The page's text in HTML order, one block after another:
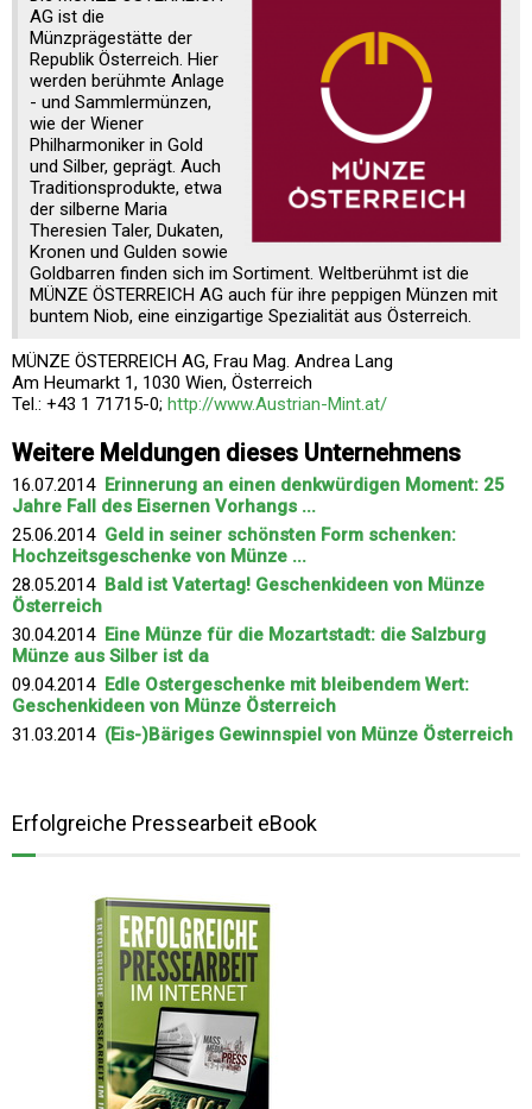
AG ist die
Münzprägestätte der
Republik Österreich. Hier
werden berühmte Anlage
- und Sammlermünzen,
wie der Wiener
Philharmoniker in Gold
und Silber, geprägt. Auch
Traditionsprodukte, etwa
der silberne Maria
Theresien Taler, Dukaten,
Kronen und Gulden sowie
Goldbarren finden sich im Sortiment. Weltberühmt ist die
MÜNZE ÖSTERREICH AG auch für ihre peppigen Münzen mit
buntem Niob, eine einzigartige Spezialität aus Österreich.
MÜNZE ÖSTERREICH AG, Frau Mag. Andrea Lang
Am Heumarkt 1, 1030 Wien, Österreich
Tel.: +43 1 71715-0; http://www.Austrian-Mint.at/
Weitere Meldungen dieses Unternehmens
16.07.2014 Erinnerung an einen denkwürdigen Moment: 25
Jahre Fall des Eisernen Vorhangs ...
25.06.2014 Geld in seiner schönsten Form schenken:
Hochzeitsgeschenke von Münze ...
28.05.2014 Bald ist Vatertag! Geschenkideen von Münze
Österreich
30.04.2014 Eine Münze für die Mozartstadt: die Salzburg
Münze aus Silber ist da
09.04.2014 Edle Ostergeschenke mit bleibendem Wert:
Geschenkideen von Münze Österreich
31.03.2014 (Eis-)Bäriges Gewinnspiel von Münze Österreich
Erfolgreiche Pressearbeit eBook